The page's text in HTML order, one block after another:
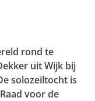
rond te
uit Wijk bij
solozeiltocht is
voor de